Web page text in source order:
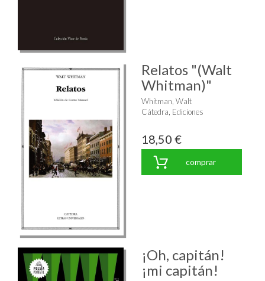
Relatos "(Walt
Whitman)"
Whitman, Walt
Cátedra, Ediciones
18,50 €
comprar
¡Oh, capitán!
¡mi capitán!